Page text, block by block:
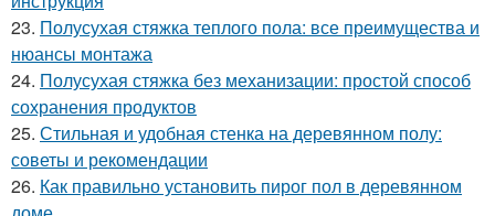
23. Полусухая стяжка теплого пола: все преимущества и
нюансы монтажа
24. Полусухая стяжка без механизации: простой способ
сохранения продуктов
25. Стильная и удобная стенка на деревянном полу:
советы и рекомендации
26. Как правильно установить пирог пол в деревянном